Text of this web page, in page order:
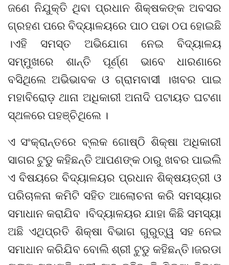
ଜଣେ ନିଯୁକ୍ତି ଥିବା ପ୍ରଧାନ ଶିକ୍ଷକଙ୍କ ଅବସର
ଗ୍ରହଣ ପରେ ବିଦ୍ୟାଳୟରେ ପାଠ ପଢା ଠପ ହୋଇଛି
।ଏହି ସମସ୍ତ ଅଭିଯୋଗ ନେଇ ବିଦ୍ୟାଳୟ
ସମ୍ମୁଖରେ ଶାନ୍ତି ପୂର୍ଣ୍ଣ ଭାବେ ଧାରଣାରେ
ବସିଥିଲେ ଅଭିଭାବକ ଓ ଗ୍ରାମବାସୀ ।ଖବର ପାଇ
ମହାବିରୋଡ଼ ଥାନା ଅଧିକାରୀ ଅନାଦି ପଟାୟତ ଘଟଣା
ସ୍ଥଳରେ ପହଞ୍ଚିଥିଲେ ।
ଏ ସଂକ୍ରାନ୍ତରେ ବ୍ଲକ ଗୋଷ୍ଠି ଶିକ୍ଷା ଅଧିକାରୀ
ସାଗର ଟୁଡୁ କହିଛନ୍ତି ଆପଣଙ୍କ ଠାରୁ ଖବର ପାଇଲି
ଏ ବିଷୟରେ ବିଦ୍ୟାଳୟର ପ୍ରଧାନ ଶିକ୍ଷୟତ୍ରୀ ଓ
ପରିଚାଳନା କମିଟି ସହିତ ଆଲୋଚନା କରି ସମସ୍ୟାର
ସମାଧାନ କରାଯିବ ।ବିଦ୍ୟାଳୟର ଯାହା କିଛି ସମସ୍ୟା
ଅଛି ଏଥିପ୍ରତି ଶିକ୍ଷା ବିଭାଗ ଗୁରୁତ୍ୱ ସହ ନେଇ
ସମାଧାନ କରିଯିବ ବୋଲି ଶ୍ରୀ ଟୁଡୁ କହିଛନ୍ତି।ଜରଡା